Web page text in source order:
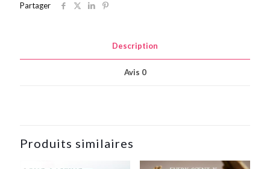
Partager
Description
Avis 0
Produits similaires